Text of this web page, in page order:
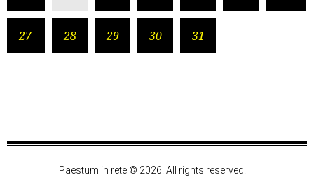
27 28 29 30 31
Paestum in rete © 2026. All rights reserved.